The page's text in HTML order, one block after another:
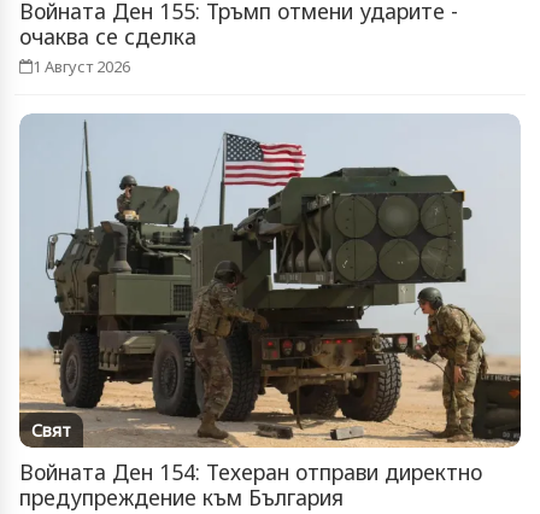
Войната Ден 155: Тръмп отмени ударите -
очаква се сделка
1 Август 2026
Свят
Войната Ден 154: Техеран отправи директно
предупреждение към България